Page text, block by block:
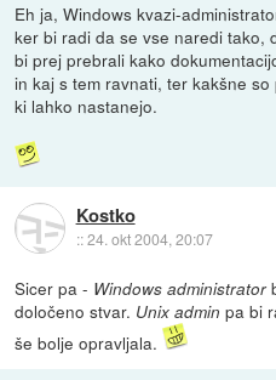
Eh ja, Windows kvazi-
ker bi radi da se vse naredi tako,
bi prej prebrali kako
in kaj s tem ravnati, ter kakšne
ki lahko nastanejo.
Kostko
::24. okt 2004, 20:07
Sicer pa - Windows administrator
določeno stvar. Unix admin pa bi
še bolje opravljala.